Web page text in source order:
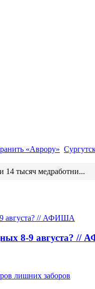
«Аврору»
14 тысяч медработни...
8-9 августа?